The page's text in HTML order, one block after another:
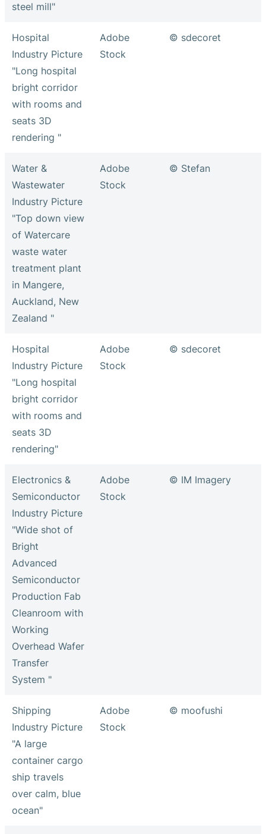
steel mill"
Hospital
Industry Picture
"Long hospital
bright corridor
with rooms and
seats 3D
rendering "
Adobe
Stock
© sdecoret
Water &
Wastewater
Industry Picture
"Top down view
of Watercare
waste water
treatment plant
in Mangere,
Auckland, New
Zealand "
Adobe
Stock
© Stefan
Hospital
Industry Picture
"Long hospital
bright corridor
with rooms and
seats 3D
rendering"
Adobe
Stock
© sdecoret
Electronics &
Semiconductor
Industry Picture
"Wide shot of
Bright
Advanced
Semiconductor
Production Fab
Cleanroom with
Working
Overhead Wafer
Transfer
System "
Adobe
Stock
© IM Imagery
Shipping
Industry Picture
"A large
container cargo
ship travels
over calm, blue
ocean"
Adobe
Stock
© moofushi